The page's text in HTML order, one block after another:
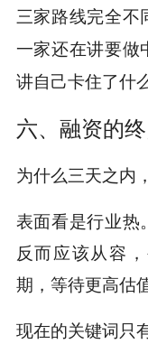
三家路线完全
一家还在讲要做
讲自己卡住了什
六、融资的
为什么三天之内
表面看是行业热
反而应该从容
期，等待更高估
现在的关键词只